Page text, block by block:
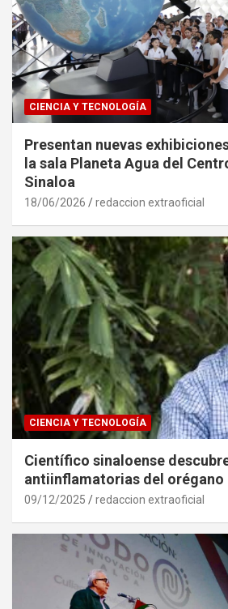
CIENCIA Y TECNOLOGÍA
Presentan nuevas
la sala Planeta Agua del
Sinaloa
18/06/2026 redaccion extraoficial
CIENCIA Y TECNOLOGÍA
Científico sinaloense
antiinflamatorias del orégano
09/12/2025 redaccion extraoficial